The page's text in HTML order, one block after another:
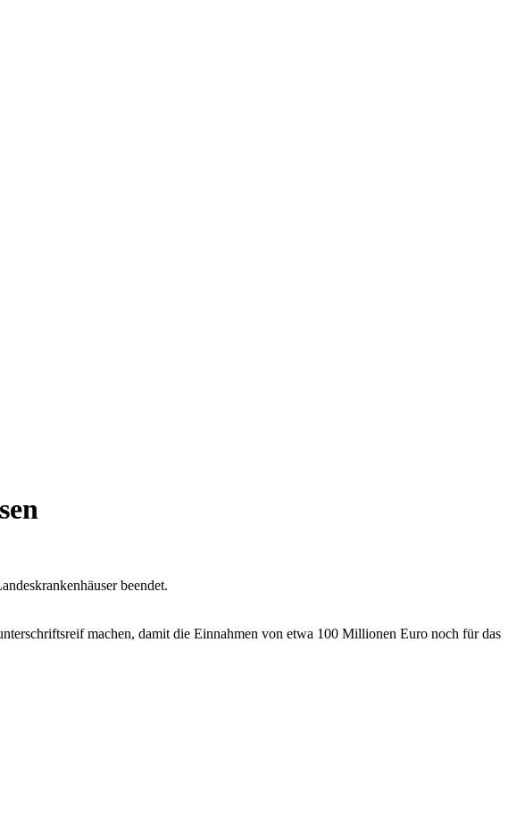
beendet.
machen, damit die Einnahmen von etwa 100 Millionen Euro noch für das